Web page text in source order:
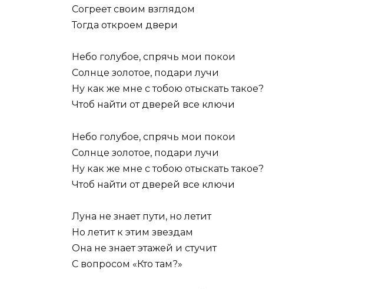
Согреет своим взглядом
Тогда откроем двери
Небо голубое, спрячь мои покои
Солнце золотое, подари лучи
Ну как же мне с тобою отыскать такое?
Чтоб найти от дверей все ключи
Небо голубое, спрячь мои покои
Солнце золотое, подари лучи
Ну как же мне с тобою отыскать такое?
Чтоб найти от дверей все ключи
Луна не знает пути, но летит
Но летит к этим звездам
Она не знает этажей и стучит
С вопросом «Кто там?»